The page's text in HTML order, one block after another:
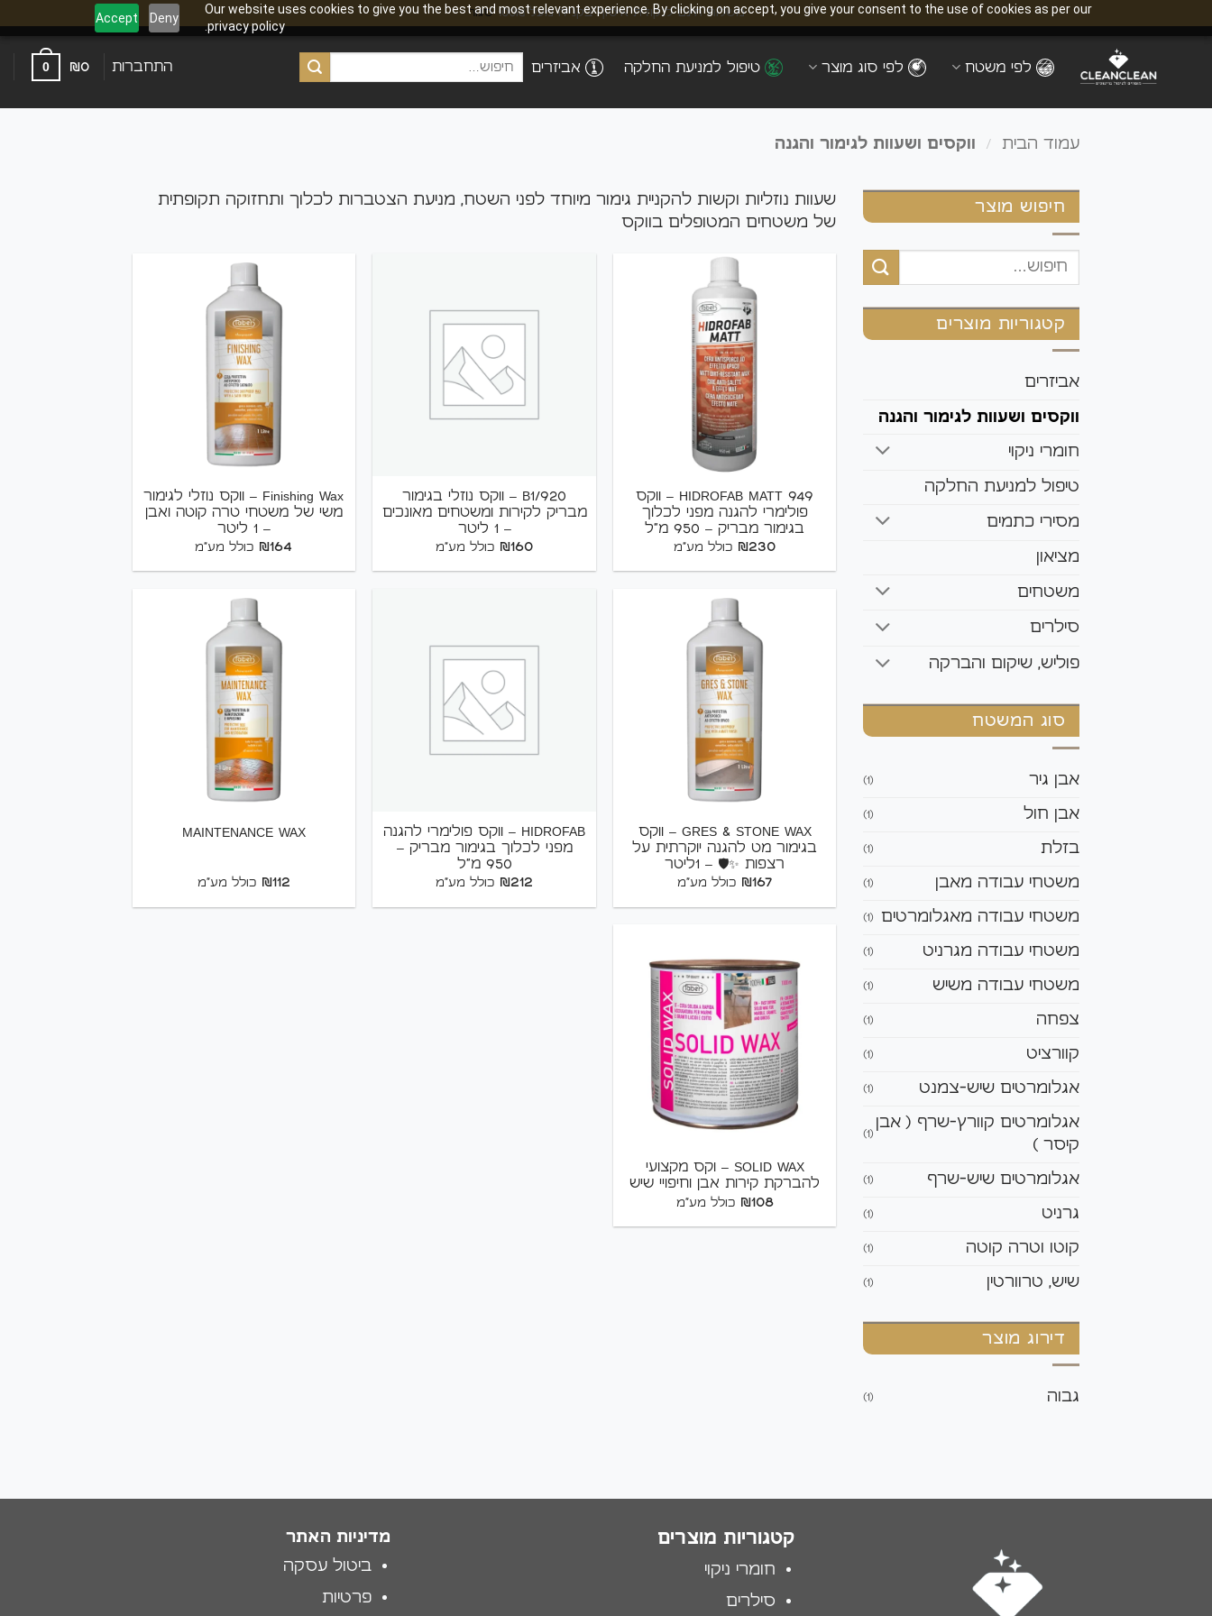
Our website uses cookies to give you the best and most relevant experience. By clicking on accept, you give your consent to the use of cookies as per our
privacy policy.
Deny
Accept משלוח חינם לנקודת איסוף בקנייה מעל 100₪ סגור
Skip
לפי משטח לפי סוג מוצר טיפול למניעת החלקה אביזרים התחברות ₪0
0
עמוד הבית / ווקסים ושעוות לגימור והגנה
חיפוש מוצר
חיפוש
קטגוריות מוצרים
אביזרים
ווקסים ושעוות לגימור והגנה
חומרי ניקוי
טיפול למניעת החלקה
מסירי כתמים
מציאון
משטחים
סילרים
פוליש, שיקום והברקה
סוג המשטח
אבן גיר (1)
אבן חול (1)
בזלת (1)
משטחי עבודה מאבן (1)
משטחי עבודה מאגלומרטים (1)
משטחי עבודה מגרניט (1)
משטחי עבודה משיש (1)
צפחה (1)
קוורציט (1)
אגלומרטים שיש-צמנט (1)
אגלומרטים קוורץ-שרף ( אבן
קיסר )
(1)
אגלומרטים שיש-שרף (1)
גרניט (1)
קוטו וטרה קוטה (1)
שיש, טרוורטין (1)
דירוג מוצר
גבוה (1)
שעוות נוזליות וקשות להקניית גימור מיוחד לפני השטח, מניעת הצטברות לכלוך ותחזוקה תקופתית
של משטחים המטופלים בווקס
949 HIDROFAB MATT – ווקס
פולימרי להגנה מפני לכלוך
בגימור מבריק – 950 מ"ל
₪230 כולל מע"מ
B1/920 – ווקס נוזלי בגימור
מבריק לקירות ומשטחים מאונכים
– 1 ליטר
₪160 כולל מע"מ
Finishing Wax – ווקס נוזלי לגימור
משי של משטחי טרה קוטה ואבן
– 1 ליטר
₪164 כולל מע"מ
GRES & STONE WAX – ווקס
בגימור מט להגנה יוקרתית על
רצפות ✨🛡️ – 1ליטר
₪167 כולל מע"מ
HIDROFAB – ווקס פולימרי להגנה
מפני לכלוך בגימור מבריק –
950 מ"ל
₪212 כולל מע"מ
MAINTENANCE WAX
₪112 כולל מע"מ
SOLID WAX – וקס מקצועי
להברקת קירות אבן וחיפויי שיש
₪108 כולל מע"מ
קטגוריות מוצרים
חומרי ניקוי
סילרים
מדיניות האתר
ביטול עסקה
פרטיות